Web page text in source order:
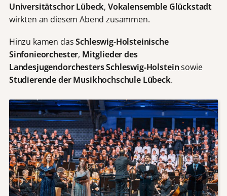
Universitätschor Lübeck, Vokalensemble Glückstadt
wirkten an diesem Abend zusammen.
Hinzu kamen dasSchleswig-Holsteinische
Sinfonieorchester, Mitglieder des
Landesjugendorchesters Schleswig-Holsteinsowie
Studierende der Musikhochschule Lübeck.